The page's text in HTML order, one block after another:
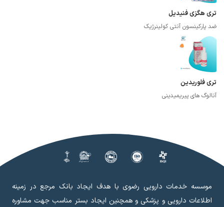
تری هگزی فنیدیل
ضد پارکینسون آنتی کولینرژیک
تری فلوریدین
آنالوگ های پیریمیدینی
موسسه خدمات دارویی رضوی با هدف ایجاد بانک مرجع در زمینه
اطلاعات دارویی و پزشکی و همچنین ایجاد بستر مناسب جهت مشاوره